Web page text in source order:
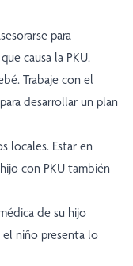
para
causa la PKU.
Trabaje con el
desarrollar un plan
locales. Estar en
con PKU también
de su hijo
niño presenta lo